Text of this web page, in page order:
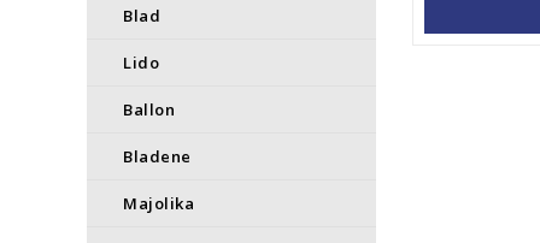
Blad
Lido
Ballon
Bladene
Majolika